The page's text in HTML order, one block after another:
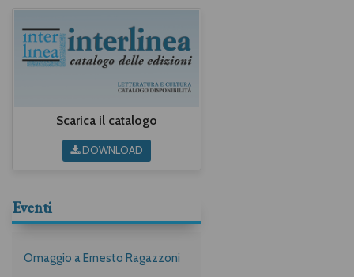
Scarica il catalogo
DOWNLOAD
Eventi
Omaggio a Ernesto Ragazzoni